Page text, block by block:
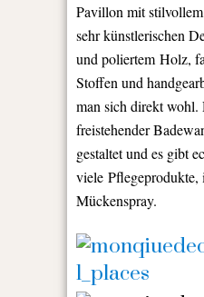
Pavillon mit
sehr künstlerischen
und poliertem Holz,
Stoffen und
man sich direkt
freistehender
gestaltet und es gibt
viele Pflegeprodukte,
Mückenspray.